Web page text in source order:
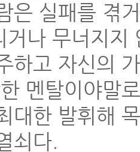
은 실패를 겪
거나 무너지지
하고 자신의
멘탈이야말
대한 발휘해
쇠다.